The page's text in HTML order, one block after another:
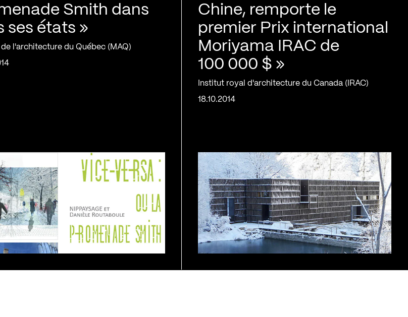
Smith dans
ses états »
de l'architecture du Québec (MAQ)
Chine, remporte le
premier Prix international
Moriyama IRAC de
100 000 $ »
Institut royal d'architecture du Canada (IRAC)
18.10.2014